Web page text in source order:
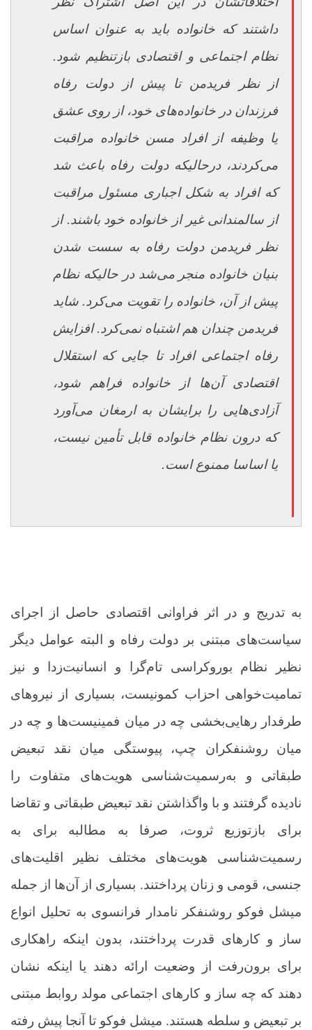
داشتند که خانواده باید به عنوان اساس
نظام اجتماعی و اقتصادی بازتنظیم شود.
از نظر فریدمن تا پیش از دولت رفاه
فرزندان در خانواده‌های خود، از روی عشق
یا وظیفه از افراد مسن خانواده مراقبت
می‌کردند، درحالیکه دولت رفاه باعث شد
که افراد به شکل اجباری مسئول مراقبت
از سالمندانی غیر از خانواده خود باشند. از
نظر فریدمن دولت رفاه به سست شدن
بنیان خانواده منجر می‌شد در حالیکه نظام
پیش از آن، خانواده را تقویت می‌کرد. شاید
فریدمن چندان هم اشتباه نمی‌کرد. افزایش
رفاه اجتماعی افراد تا جایی که استقلال
اقتصادی آن‌ها از خانواده فراهم شود،
آزادی‌هایی را برایشان به ارمغان می‌آورد
که درون نظام خانواده قابل تأمین نیست،
یا اساسا ممنوع است.
به تدریج و در اثر فراوانی اقتصادی حاصل از اجرای
سیاست‌های مبتنی بر دولت رفاه و البته عوامل دیگر
نظیر نظام بوروکراسی تام‌گرا و انسانیت‌زدا و نیز
تمامیت‌خواهی احزاب کمونیست، بسیاری از نیروهای
طرفدار رهایی‌بخشی چه در میان فمینیست‌ها و چه در
میان روشنفکران چپ، پیوستگی میان نقد تبعیض
طبقاتی و به‌رسمیت‌شناسی هویت‌های متفاوت را
نادیده گرفتند و با واگذاشتن نقد تبعیض طبقاتی و تقاضا
برای بازتوزیع ثروت، صرفا به مطالبه برای به‌
رسمیت‌شناسی هویت‌های مختلف نظیر اقلیت‌های
جنسی، قومی و زنان پرداختند. بسیاری از آن‌ها از جمله
میشل فوکو روشنفکر نامدار فرانسوی به تحلیل انواع
ساز و کارهای قدرت پرداختند، بدون اینکه راهکاری
برای برون‌رفت از وضعیت ارائه دهند یا اینکه نشان
دهند که چه ساز و کارهای اجتماعی مولد روابط مبتنی
بر تبعیض و سلطه هستند. میشل فوکو تا آنجا پیش رفته